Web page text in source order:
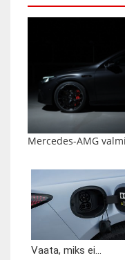
Mercedes-AMG
Vaata, miks ei...